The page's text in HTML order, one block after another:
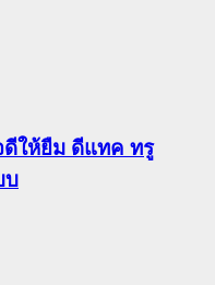
ดีให้ยืม ดีแทค ทรู
บ